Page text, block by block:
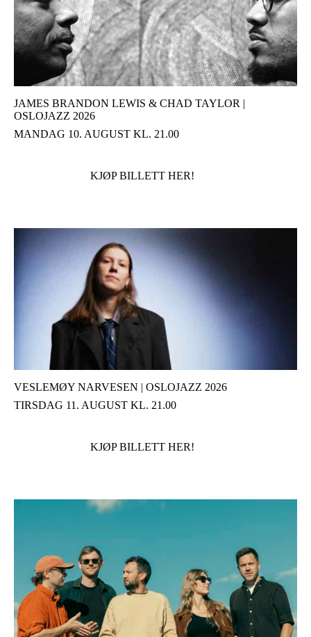
JAMES BRANDON LEWIS & CHAD TAYLOR |
OSLOJAZZ 2026
MANDAG 10. AUGUST KL. 21.00
KJØP BILLETT HER!
VESLEMØY NARVESEN | OSLOJAZZ 2026
TIRSDAG 11. AUGUST KL. 21.00
KJØP BILLETT HER!